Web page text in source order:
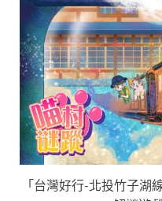
「台灣好行-北投竹子湖